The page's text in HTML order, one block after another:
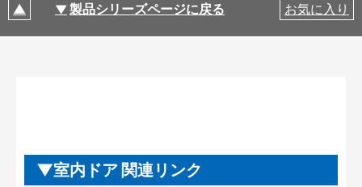
製品シリーズページに戻る お気に入り
室内ドア 関連リンク